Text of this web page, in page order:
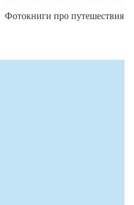
Фотокниги про путешествия